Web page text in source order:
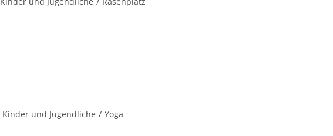
Kinder und Jugendliche / Yoga